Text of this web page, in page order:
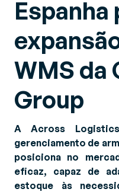
Espanha
WMS da
Group
A Across
gerenciamento de
posiciona no
eficaz, capaz de
estoque às